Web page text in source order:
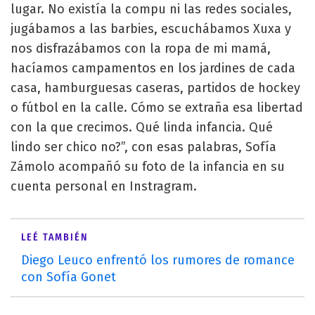
lugar. No existía la compu ni las redes sociales,
jugábamos a las barbies, escuchábamos Xuxa y
nos disfrazábamos con la ropa de mi mamá,
hacíamos campamentos en los jardines de cada
casa, hamburguesas caseras, partidos de hockey
o fútbol en la calle. Cómo se extraña esa libertad
con la que crecimos. Qué linda infancia. Qué
lindo ser chico no?”, con esas palabras, Sofía
Zámolo acompañó su foto de la infancia en su
cuenta personal en Instragram.
LEÉ TAMBIÉN
Diego Leuco enfrentó los rumores de romance
con Sofía Gonet